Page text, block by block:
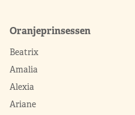
Oranjeprinsessen
Beatrix
Amalia
Alexia
Ariane